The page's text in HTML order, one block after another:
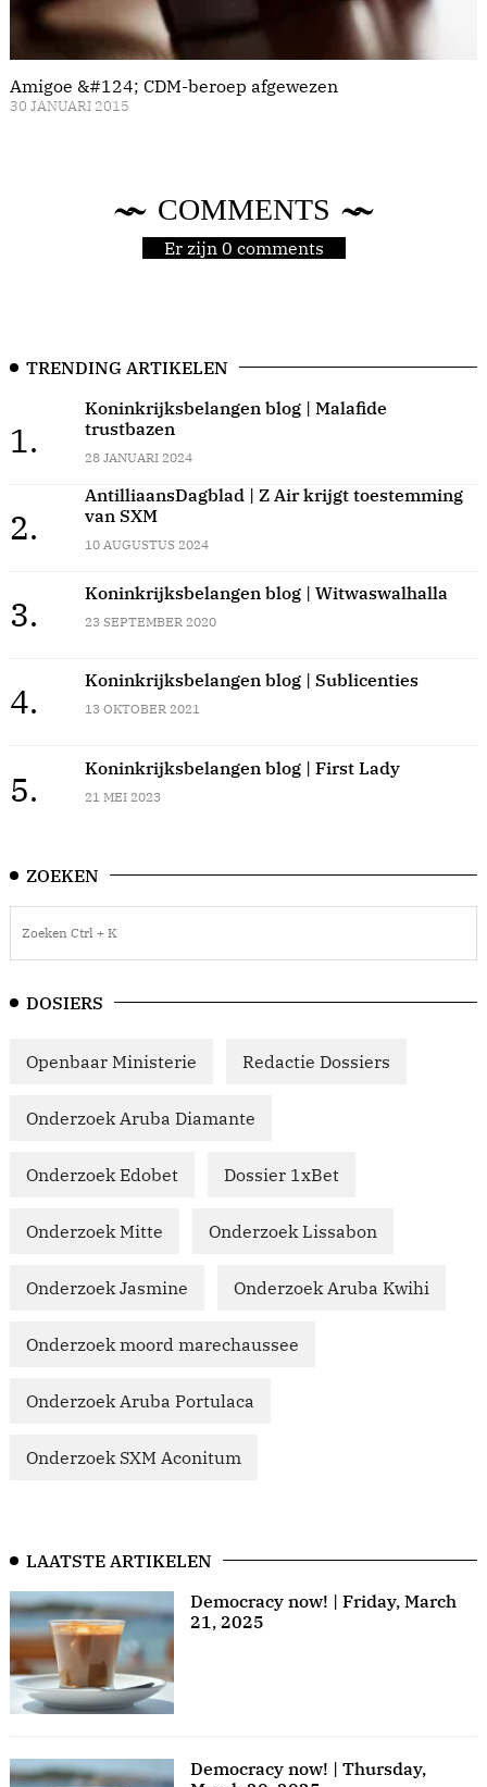
Amigoe &#124; CDM-beroep afgewezen
30 JANUARI 2015
COMMENTS
Er zijn 0 comments
TRENDING ARTIKELEN
1.
Koninkrijksbelangen blog | Malafide
trustbazen
28 JANUARI 2024
2.
AntilliaansDagblad | Z Air krijgt toestemming
van SXM
10 AUGUSTUS 2024
3.
Koninkrijksbelangen blog | Witwaswalhalla
23 SEPTEMBER 2020
4.
Koninkrijksbelangen blog | Sublicenties
13 OKTOBER 2021
5.
Koninkrijksbelangen blog | First Lady
21 MEI 2023
ZOEKEN
DOSIERS
Openbaar Ministerie Redactie Dossiers
Onderzoek Aruba Diamante
Onderzoek Edobet Dossier 1xBet
Onderzoek Mitte Onderzoek Lissabon
Onderzoek Jasmine Onderzoek Aruba Kwihi
Onderzoek moord marechaussee
Onderzoek Aruba Portulaca
Onderzoek SXM Aconitum
LAATSTE ARTIKELEN
Democracy now! | Friday, March
21, 2025
Democracy now! | Thursday,